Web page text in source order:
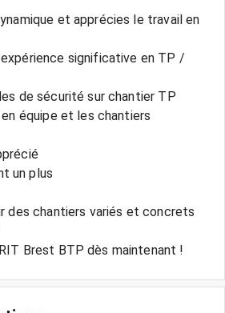
et apprécies le travail en
expérience significative en TP /
de sécurité sur chantier TP
équipe et les chantiers
un plus
des chantiers variés et concrets
Brest BTP dès maintenant !